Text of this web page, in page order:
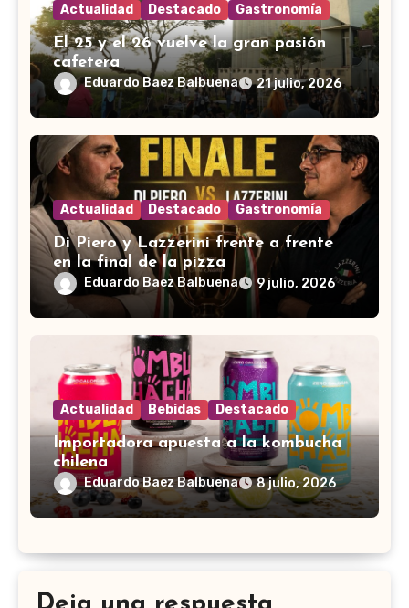
Actualidad Destacado Gastronomía
El 25 y el 26 vuelve la gran pasión
cafetera
Eduardo Baez Balbuena 21 julio, 2026
Actualidad Destacado Gastronomía
Di Piero y Lazzerini frente a frente
en la final de la pizza
Eduardo Baez Balbuena 9 julio, 2026
Actualidad Bebidas Destacado
Importadora apuesta a la kombucha
chilena
Eduardo Baez Balbuena 8 julio, 2026